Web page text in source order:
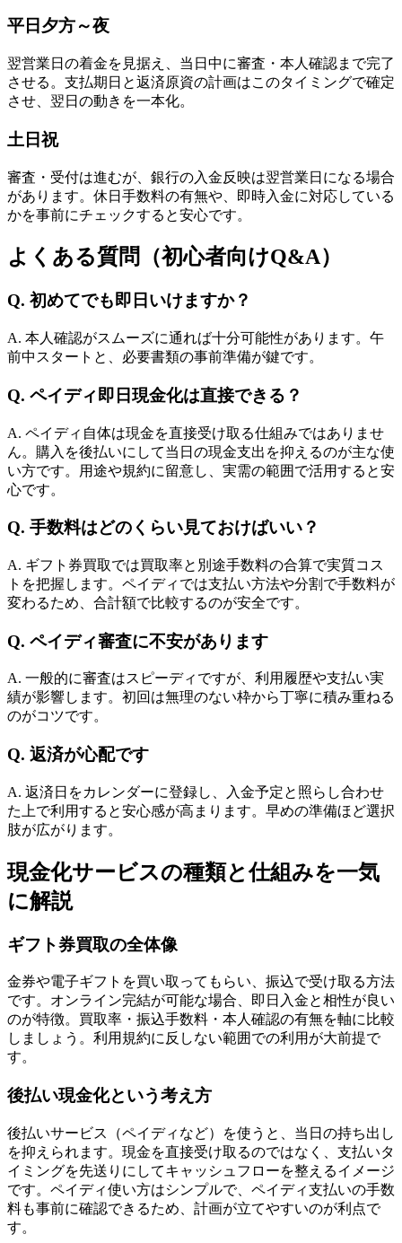
平日夕方～夜
翌営業日の着金を見据え、当日中に審査・本人確認まで完了
させる。支払期日と返済原資の計画はこのタイミングで確定
させ、翌日の動きを一本化。
土日祝
審査・受付は進むが、銀行の入金反映は翌営業日になる場合
があります。休日手数料の有無や、即時入金に対応している
かを事前にチェックすると安心です。
よくある質問（初心者向けQ&A）
Q. 初めてでも即日いけますか？
A. 本人確認がスムーズに通れば十分可能性があります。午
前中スタートと、必要書類の事前準備が鍵です。
Q. ペイディ即日現金化は直接できる？
A. ペイディ自体は現金を直接受け取る仕組みではありませ
ん。購入を後払いにして当日の現金支出を抑えるのが主な使
い方です。用途や規約に留意し、実需の範囲で活用すると安
心です。
Q. 手数料はどのくらい見ておけばいい？
A. ギフト券買取では買取率と別途手数料の合算で実質コス
トを把握します。ペイディでは支払い方法や分割で手数料が
変わるため、合計額で比較するのが安全です。
Q. ペイディ審査に不安があります
A. 一般的に審査はスピーディですが、利用履歴や支払い実
績が影響します。初回は無理のない枠から丁寧に積み重ねる
のがコツです。
Q. 返済が心配です
A. 返済日をカレンダーに登録し、入金予定と照らし合わせ
た上で利用すると安心感が高まります。早めの準備ほど選択
肢が広がります。
現金化サービスの種類と仕組みを一気
に解説
ギフト券買取の全体像
金券や電子ギフトを買い取ってもらい、振込で受け取る方法
です。オンライン完結が可能な場合、即日入金と相性が良い
のが特徴。買取率・振込手数料・本人確認の有無を軸に比較
しましょう。利用規約に反しない範囲での利用が大前提で
す。
後払い現金化という考え方
後払いサービス（ペイディなど）を使うと、当日の持ち出し
を抑えられます。現金を直接受け取るのではなく、支払いタ
イミングを先送りにしてキャッシュフローを整えるイメージ
です。ペイディ使い方はシンプルで、ペイディ支払いの手数
料も事前に確認できるため、計画が立てやすいのが利点で
す。